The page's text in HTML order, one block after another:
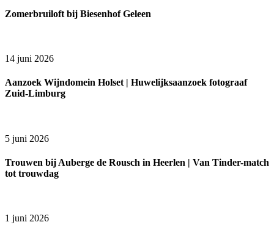
Zomerbruiloft bij Biesenhof Geleen
14 juni 2026
Aanzoek Wijndomein Holset | Huwelijksaanzoek fotograaf
Zuid-Limburg
5 juni 2026
Trouwen bij Auberge de Rousch in Heerlen | Van Tinder-match
tot trouwdag
1 juni 2026